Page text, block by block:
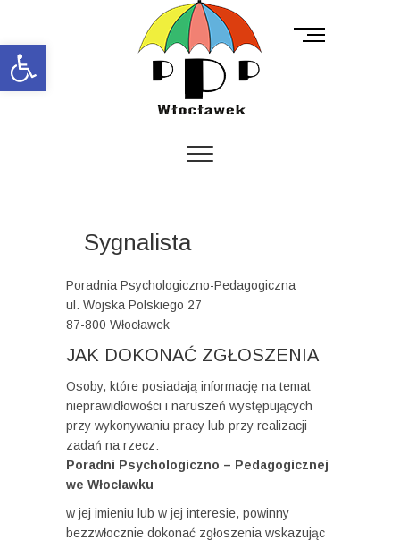
Open toolbar
M
Sygnalista
Poradnia Psychologiczno-Pedagogiczna
ul. Wojska Polskiego 27
87-800 Włocławek
JAK DOKONAĆ ZGŁOSZENIA
Osoby, które posiadają informację na temat
nieprawidłowości i naruszeń występujących
przy wykonywaniu pracy lub przy realizacji
zadań na rzecz:
Poradni Psychologiczno – Pedagogicznej
we Włocławku
w jej imieniu lub w jej interesie, powinny
bezzwłocznie dokonać zgłoszenia wskazując